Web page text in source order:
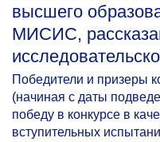
высшего
МИСИС,
Победители и призеры
(начиная с даты
победу в конкурсе в
вступительных